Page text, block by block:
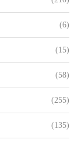
(6)
(15)
(58)
(255)
(135)